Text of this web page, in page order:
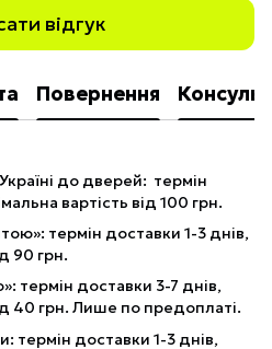
відгук
Повернення
до дверей: термін
вартість від 100 грн.
термін доставки 1-3 днів,
90 грн.
термін доставки 3-7 днів,
40 грн. Лише по предоплаті.
термін доставки 1-3 днів,